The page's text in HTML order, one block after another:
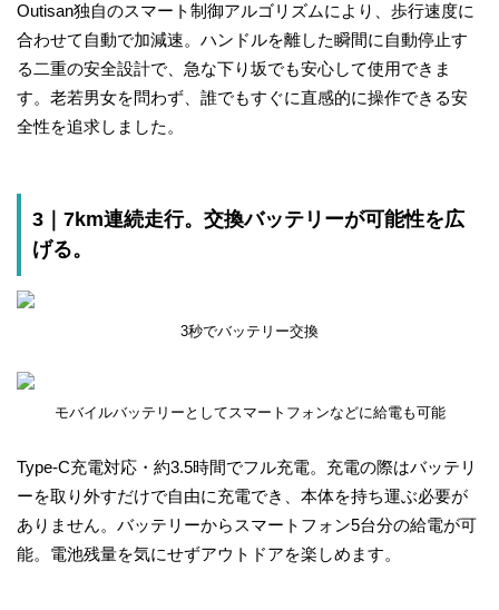
Outisan独自のスマート制御アルゴリズムにより、歩行速度に
合わせて自動で加減速。ハンドルを離した瞬間に自動停止す
る二重の安全設計で、急な下り坂でも安心して使用できま
す。老若男女を問わず、誰でもすぐに直感的に操作できる安
全性を追求しました。
3｜7km連続走行。交換バッテリーが可能性を広
げる。
3秒でバッテリー交換
モバイルバッテリーとしてスマートフォンなどに給電も可能
Type-C充電対応・約3.5時間でフル充電。充電の際はバッテリ
ーを取り外すだけで自由に充電でき、本体を持ち運ぶ必要が
ありません。バッテリーからスマートフォン5台分の給電が可
能。電池残量を気にせずアウトドアを楽しめます。